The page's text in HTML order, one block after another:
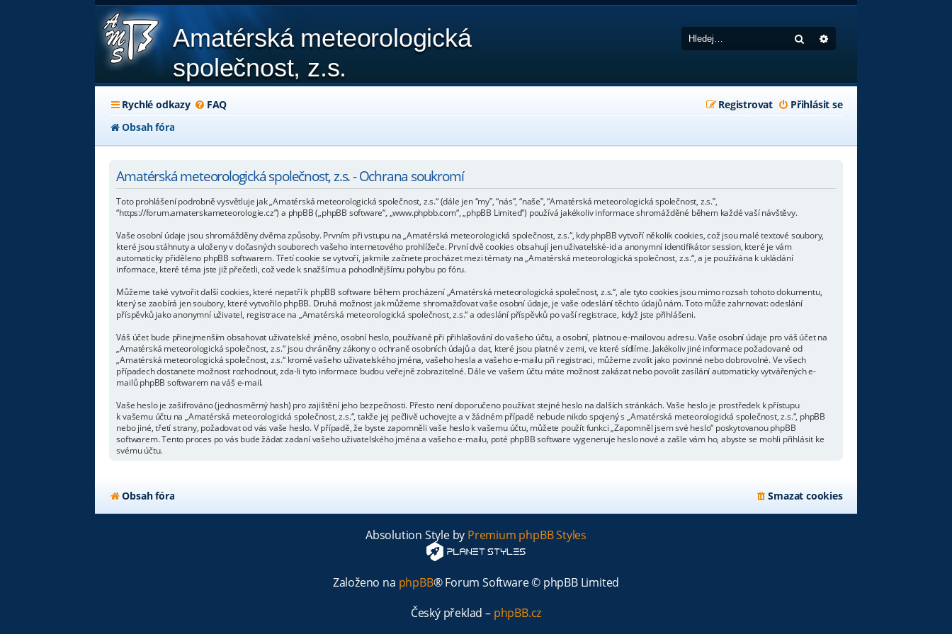
Amatérská meteorologická
společnost, z.s.
Hledat
Rychlé odkazy FAQ Přihlásit se
Registrovat
Obsah fóra
Amatérská meteorologická společnost, z.s. - Ochrana soukromí
Toto prohlášení podrobně vysvětluje jak „Amatérská meteorologická společnost, z.s.“ (dále jen “my”, “nás”, “naše”, “Amatérská meteorologická společnost, z.s.”,
“https://forum.amaterskameteorologie.cz”) a phpBB („phpBB software“, „www.phpbb.com“, „phpBB Limited“) používá jakékoliv informace shromážděné během každé vaší návštěvy.
Vaše osobní údaje jsou shromážděny dvěma způsoby. Prvním při vstupu na „Amatérská meteorologická společnost, z.s.“, kdy phpBB vytvoří několik cookies, což jsou malé textové soubory,
které jsou stáhnuty a uloženy v dočasných souborech vašeho internetového prohlížeče. První dvě cookies obsahují jen uživatelské-id a anonymní identifikátor session, které je vám
automaticky přiděleno phpBB softwarem. Třetí cookie se vytvoří, jakmile začnete procházet mezi tématy na „Amatérská meteorologická společnost, z.s.“, a je používána k ukládání
informace, které téma jste již přečetli, což vede k snažšímu a pohodlnějšímu pohybu po fóru.
Můžeme také vytvořit další cookies, které nepatří k phpBB software během procházení „Amatérská meteorologická společnost, z.s.“, ale tyto cookies jsou mimo rozsah tohoto dokumentu,
který se zaobírá jen soubory, které vytvořilo phpBB. Druhá možnost jak můžeme shromažďovat vaše osobní údaje, je vaše odeslání těchto údajů nám. Toto může zahrnovat: odeslání
příspěvků jako anonymní uživatel, registrace na „Amatérská meteorologická společnost, z.s.“ a odeslání příspěvků po vaší registrace, když jste přihlášeni.
Váš účet bude přinejmenším obsahovat uživatelské jméno, osobní heslo, používané při přihlašování do vašeho účtu, a osobní, platnou e-mailovou adresu. Vaše osobní údaje pro váš účet na
„Amatérská meteorologická společnost, z.s.“ jsou chráněny zákony o ochraně osobních údajů a dat, které jsou platné v zemi, ve které sídlíme. Jakékoliv jiné informace požadované od
„Amatérská meteorologická společnost, z.s.“ kromě vašeho uživatelského jména, vašeho hesla a vašeho e-mailu při registraci, můžeme zvolit jako povinné nebo dobrovolné. Ve všech
případech dostanete možnost rozhodnout, zda-li tyto informace budou veřejně zobrazitelné. Dále ve vašem účtu máte možnost zakázat nebo povolit zasílání automaticky vytvářených e-
mailů phpBB softwarem na váš e-mail.
Vaše heslo je zašifrováno (jednosměrný hash) pro zajištění jeho bezpečnosti. Přesto není doporučeno používat stejné heslo na dalších stránkách. Vaše heslo je prostředek k přístupu
k vašemu účtu na „Amatérská meteorologická společnost, z.s.“, takže jej pečlivě uchovejte a v žádném případě nebude nikdo spojený s „Amatérská meteorologická společnost, z.s.“, phpBB
nebo jiné, třetí strany, požadovat od vás vaše heslo. V případě, že byste zapomněli vaše heslo k vašemu účtu, můžete použít funkci „Zapomněl jsem své heslo“ poskytovanou phpBB
softwarem. Tento proces po vás bude žádat zadaní vašeho uživatelského jména a vašeho e-mailu, poté phpBB software vygeneruje heslo nové a zašle vám ho, abyste se mohli přihlásit ke
svému účtu.
Obsah fóra Smazat cookies
Absolution Style by Premium phpBB Styles
Založeno na phpBB® Forum Software © phpBB Limited
Český překlad – phpBB.cz